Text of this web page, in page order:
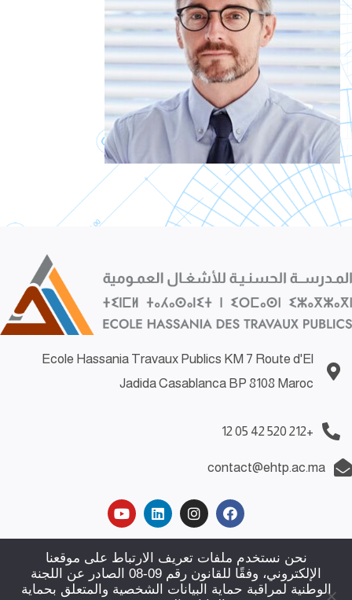
Ecole Hassania Travaux Publics KM 7 Route d'El
Jadida Casablanca BP 8108 Maroc
+212 520 42 05 12
contact@ehtp.ac.ma
Demande d’emploi| Demande de stage |Politiques de
confidentialité|Plan du site| Contact
نحن نستخدم ملفات تعريف الارتباط على موقعنا
الإلكتروني، وفقًا للقانون رقم 09-08 الصادر عن اللجنة
الوطنية لمراقبة حماية البيانات الشخصية والمتعلق بحماية